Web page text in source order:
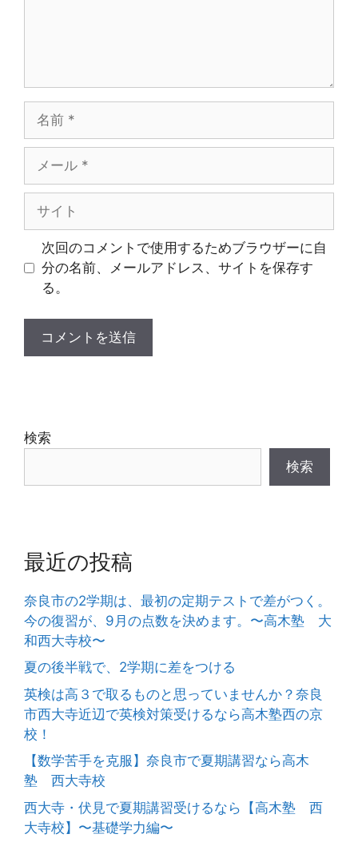
ル
次回のコメントで使用するためブラウザーに自
分の名前、メールアドレス、サイトを保存す
る。
検索
検索
最近の投稿
奈良市の2学期は、最初の定期テストで差がつく。
今の復習が、9月の点数を決めます。〜高木塾 大
和西大寺校〜
夏の後半戦で、2学期に差をつける
英検は高３で取るものと思っていませんか？奈良
市西大寺近辺で英検対策受けるなら高木塾西の京
校！
【数学苦手を克服】奈良市で夏期講習なら高木
塾 西大寺校
西大寺・伏見で夏期講習受けるなら【高木塾 西
大寺校】〜基礎学力編〜